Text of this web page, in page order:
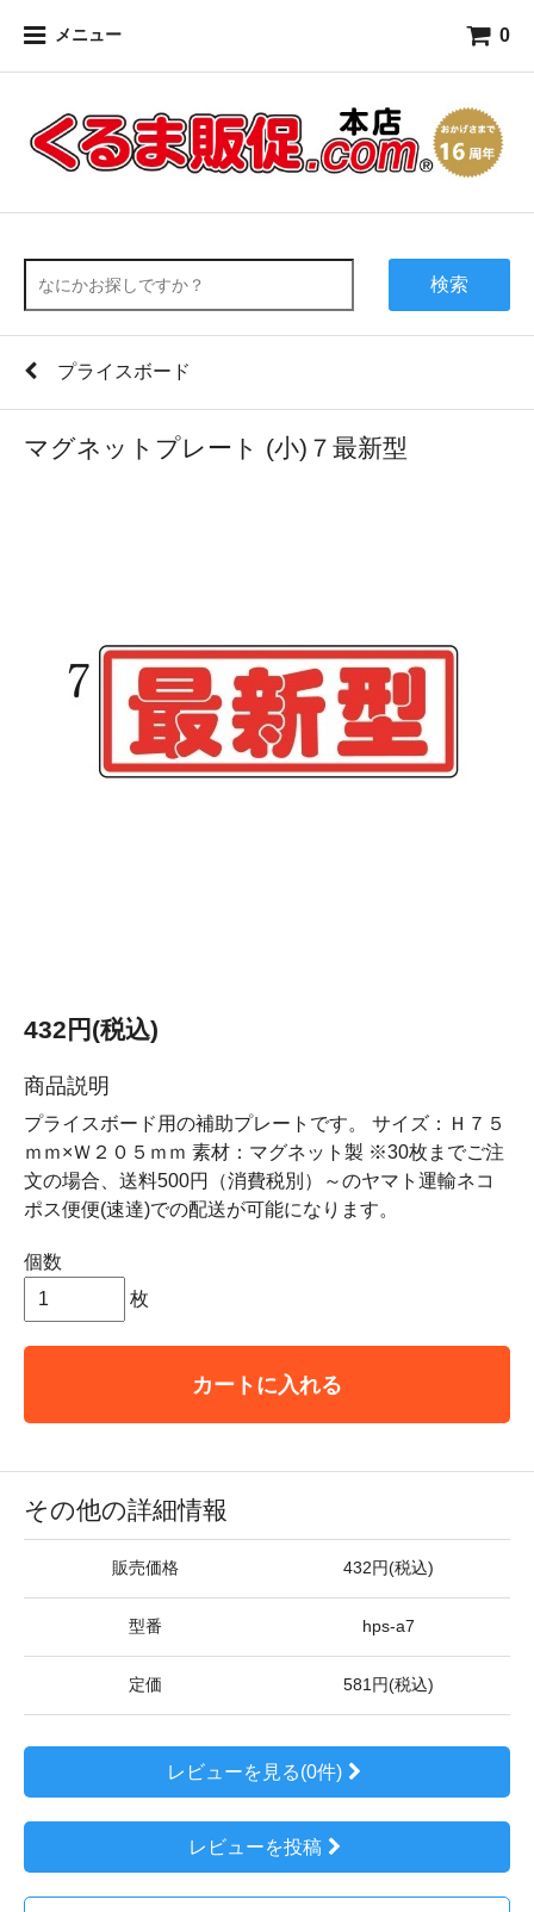
メニュー 0
検索
プライスボード
マグネットプレート (小)７最新型
432円(税込)
商品説明
プライスボード用の補助プレートです。 サイズ：Ｈ７５
ｍｍ×Ｗ２０５ｍｍ 素材：マグネット製 ※30枚までご注
文の場合、送料500円（消費税別）～のヤマト運輸ネコ
ポス便便(速達)での配送が可能になります。
個数
枚
カートに入れる
その他の詳細情報
販売価格 432円(税込)
型番 hps-a7
定価 581円(税込)
レビューを見る(0件)
レビューを投稿